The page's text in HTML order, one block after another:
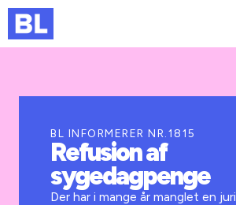
Kurser og arrangementer
Jobportalen
BL INFORMERER NR.1815
Refusion af
sygedagpenge
Der har i mange år manglet en